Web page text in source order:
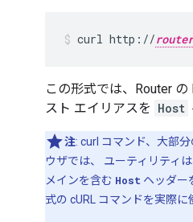
curl http://
この形式では、Router
スト エイリアスを Host
注: curl コマンド、大部
ウザでは、 ユーティリティ
メインを含む Host ヘッダー
式の cURL コマンドを実際に